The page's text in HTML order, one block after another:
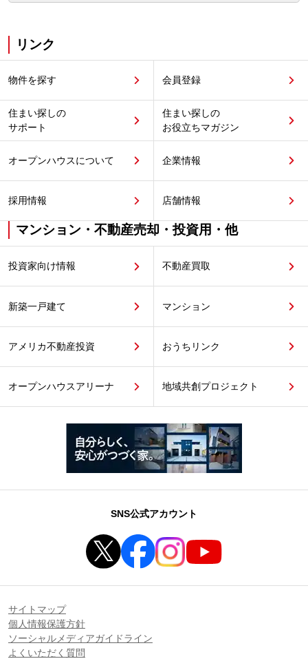
リンク
物件を探す 会員登録
住まい探しの
サポート
住まい探しの
お役立ちマガジン
オープンハウスについて 企業情報
採用情報 店舗情報
マンション・不動産売却・投資用・他
投資家向け情報 不動産買取
新築一戸建て マンション
アメリカ不動産投資 おうちリンク
オープンハウスアリーナ 地域共創プロジェクト
SNS公式アカウント
サイトマップ
個人情報保護方針
ソーシャルメディアガイドライン
よくいただく質問